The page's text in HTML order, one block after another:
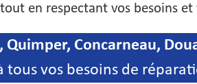
en respectant vos besoins
Concarneau,
vos besoins de